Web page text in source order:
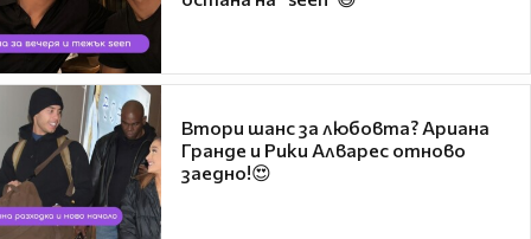
Втори шанс за любовта? Ариана
Гранде и Рики Алварес отново
заедно!😍